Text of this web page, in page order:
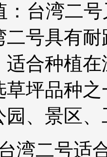
湾二号
二号具有
适合种植
坪品种
园、景区
湾二号适